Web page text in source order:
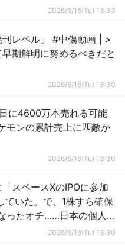
2026/6/16(Tu) 13:33
#中傷動画 | >
期解明に努めるべきだと
2026/6/16(Tu) 13:30
に4600万本売れる可能
モンの累計売上に匹敵か
2026/6/16(Tu) 13:30
スペースXのIPOに参加
ていた。で、1株すら確保
ったオチ……日本の個人
割当、ってこと2026/6/16(Tu) 13:30